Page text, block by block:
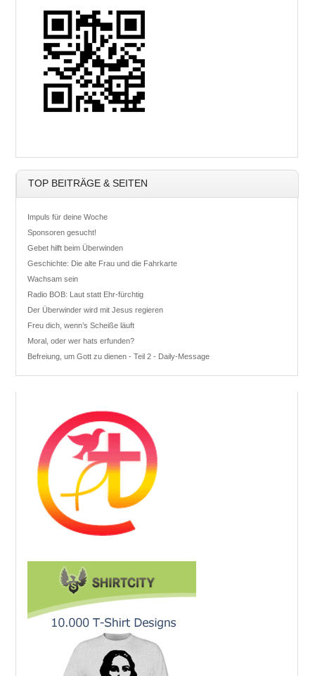
TOP BEITRÄGE & SEITEN
Impuls für deine Woche
Sponsoren gesucht!
Gebet hilft beim Überwinden
Geschichte: Die alte Frau und die Fahrkarte
Wachsam sein
Radio BOB: Laut statt Ehr-fürchtig
Der Überwinder wird mit Jesus regieren
Freu dich, wenn’s Scheiße läuft
Moral, oder wer hats erfunden?
Befreiung, um Gott zu dienen - Teil 2 - Daily-Message